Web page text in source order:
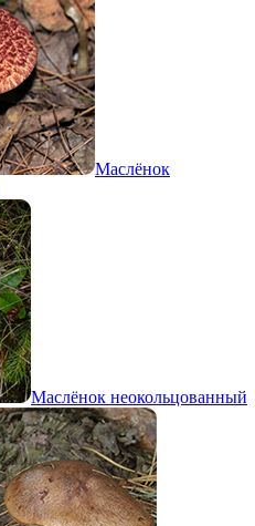
Маслёнок
Маслёнок неокольцованный